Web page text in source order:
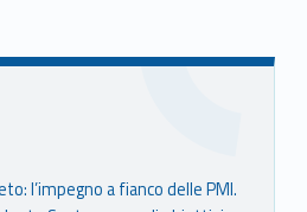
l’impegno a fianco delle PMI.